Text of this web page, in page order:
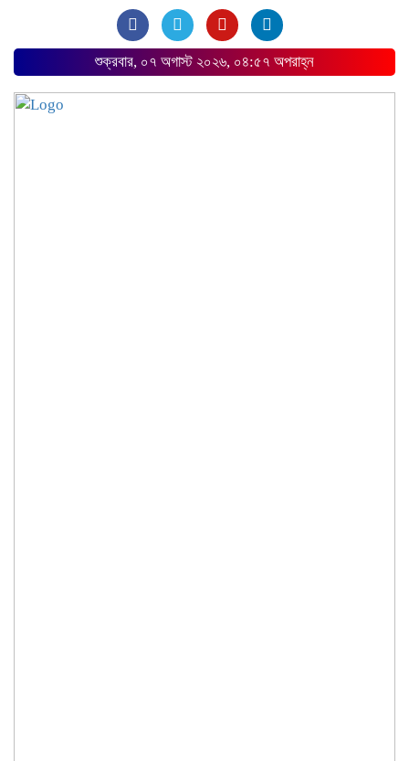
শুক্রবার, ০৭ অগাস্ট ২০২৬, ০৪:৫৭ অপরাহ্ন